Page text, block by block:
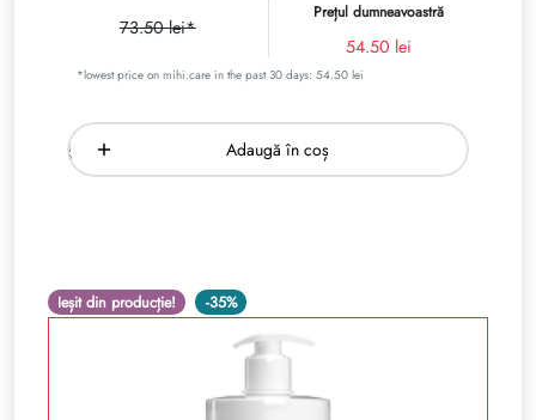
73.50 lei*
Prețul dumneavoastră
54.50 lei
*lowest price on mihi.care in the past 30 days: 54.50 lei
Adaugă în coș
Ieșit din producție! -35%